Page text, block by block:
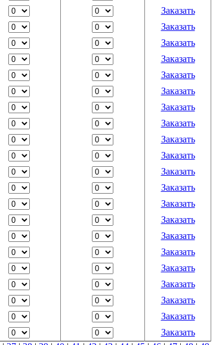
Заказать
Заказать
Заказать
Заказать
Заказать
Заказать
Заказать
Заказать
Заказать
Заказать
Заказать
Заказать
Заказать
Заказать
Заказать
Заказать
Заказать
Заказать
Заказать
Заказать
Заказать